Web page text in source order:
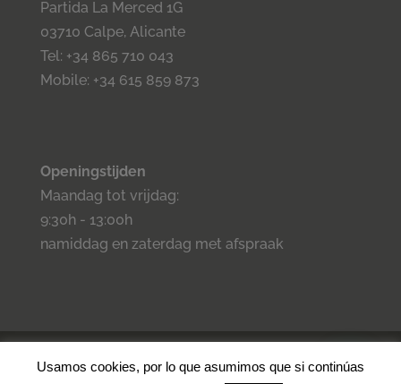
Partida La Merced 1G
03710 Calpe, Alicante
Tel: +34 865 710 043
Mobile: +34 615 859 873
Openingstijden
Maandag tot vrijdag:
9:30h - 13:00h
namiddag en zaterdag met afspraak
- Condiciones de venta.
Usamos cookies, por lo que asumimos que si continúas